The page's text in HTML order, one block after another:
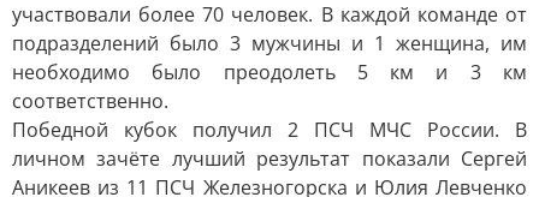
участвовали более 70 человек. В каждой команде от
подразделений было 3 мужчины и 1 женщина, им
необходимо было преодолеть 5 км и 3 км
соответственно.
Победной кубок получил 2 ПСЧ МЧС России. В
личном зачёте лучший результат показали Сергей
Аникеев из 11 ПСЧ Железногорска и Юлия Левченко